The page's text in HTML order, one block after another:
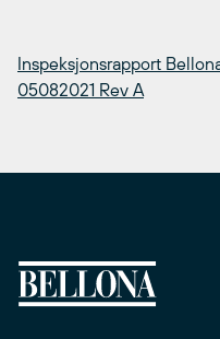
Inspeksjonsrapport
05082021 Rev A